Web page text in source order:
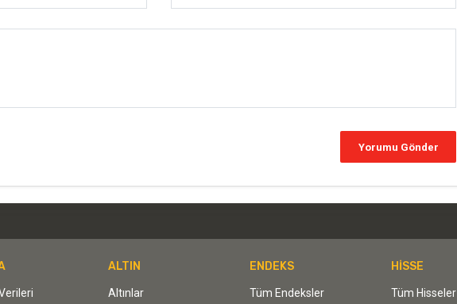
ALTIN
Altınlar
ENDEKS
Tüm Endeksler
HİSSE
Tüm Hisseler